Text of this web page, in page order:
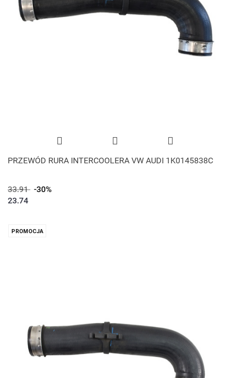
PRZEWÓD RURA INTERCOOLERA VW AUDI 1K0145838C
33.91 -30%
23.74
PROMOCJA